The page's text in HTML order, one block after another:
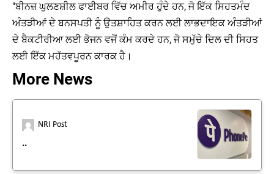
"ਬੀਨਜ਼ ਘੁਲਣਸ਼ੀਲ ਫਾਈਬਰ ਵਿੱਚ ਅਮੀਰ ਹੁੰਦੇ ਹਨ, ਜੋ ਇੱਕ ਸਿਹਤਮੰਦ
ਅੰਤੜੀਆਂ ਦੇ ਬਨਸਪਤੀ ਨੂੰ ਉਤਸ਼ਾਹਿਤ ਕਰਨ ਲਈ ਲਾਭਦਾਇਕ ਅੰਤੜੀਆਂ
ਦੇ ਬੈਕਟੀਰੀਆ ਲਈ ਭੋਜਨ ਵਜੋਂ ਕੰਮ ਕਰਦੇ ਹਨ, ਜੋ ਸਮੁੱਚੇ ਦਿਲ ਦੀ ਸਿਹਤ
ਲਈ ਇੱਕ ਮਹੱਤਵਪੂਰਨ ਕਾਰਕ ਹੈ।
More News
NRI Post
..